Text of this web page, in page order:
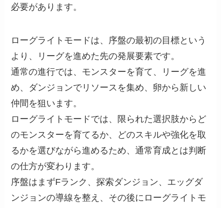
必要があります。
ローグライトモードは、序盤の最初の目標という
より、リーグを進めた先の発展要素です。
通常の進行では、モンスターを育て、リーグを進
め、ダンジョンでリソースを集め、卵から新しい
仲間を狙います。
ローグライトモードでは、限られた選択肢からど
のモンスターを育てるか、どのスキルや強化を取
るかを選びながら進めるため、通常育成とは判断
の仕方が変わります。
序盤はまずFランク、探索ダンジョン、エッグダ
ンジョンの導線を整え、その後にローグライトモ